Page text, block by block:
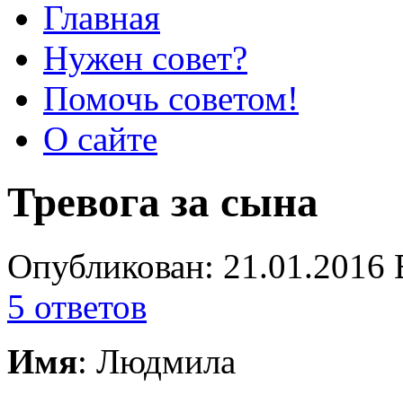
Главная
Нужен совет?
Помочь советом!
О сайте
Тревога за сына
Опубликован:
5 ответов
Имя: Людмила